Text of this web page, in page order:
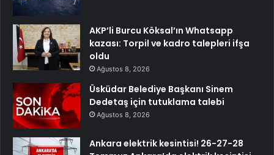
AKP’li Burcu Köksal’ın Whatsapp
kazası: Torpil ve kadro talepleri ifşa
oldu
Ağustos 8, 2026
Üsküdar Belediye Başkanı Sinem
Dedetaş için tutuklama talebi
Ağustos 8, 2026
Ankara elektrik kesintisi! 26-27-28